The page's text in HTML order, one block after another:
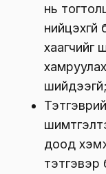
нь
хаагчийг
шийдээгүй;
доод
тэтгэвэр